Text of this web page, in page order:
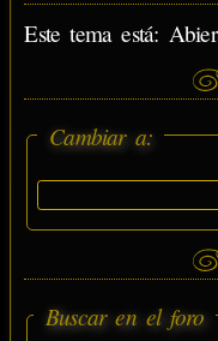
Este tema está:
Cambiar a:
Buscar en el foro